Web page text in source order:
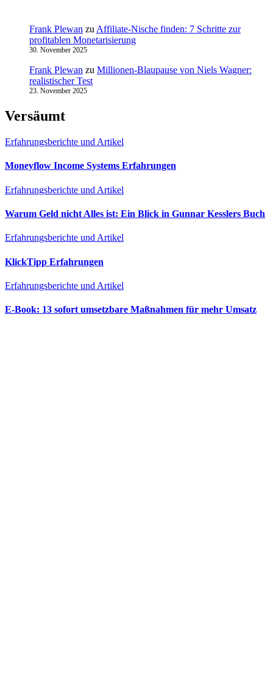
Frank Plewan zuAffiliate-Nische finden: 7 Schritte zur
profitablen Monetarisierung
30. November 2025
Frank Plewan zu Millionen‑Blaupause von Niels Wagner:
realistischer Test
23. November 2025
Versäumt
Erfahrungsberichte und Artikel
Moneyflow Income Systems Erfahrungen
Erfahrungsberichte und Artikel
Warum Geld nicht Alles ist: Ein Blick in Gunnar Kesslers Buch
Erfahrungsberichte und Artikel
KlickTipp Erfahrungen
Erfahrungsberichte und Artikel
E‑Book: 13 sofort umsetzbare Maßnahmen für mehr Umsatz